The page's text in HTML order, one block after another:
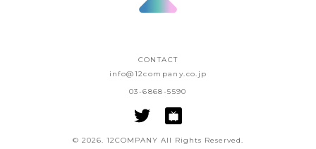
CONTACT
info@12company.co.jp
03-6868-5590
© 2026. 12COMPANY All Rights Reserved.